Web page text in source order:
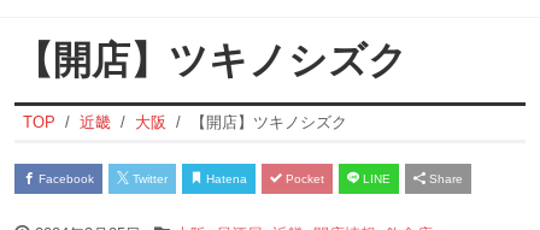
【開店】ツキノシズク
TOP 近畿 大阪 【開店】ツキノシズク
Facebook Twitter Hatena Pocket LINE Share